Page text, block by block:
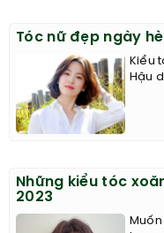
Tóc nữ đẹp ngày
Kiểu
Hậu
Những kiểu tóc
2023